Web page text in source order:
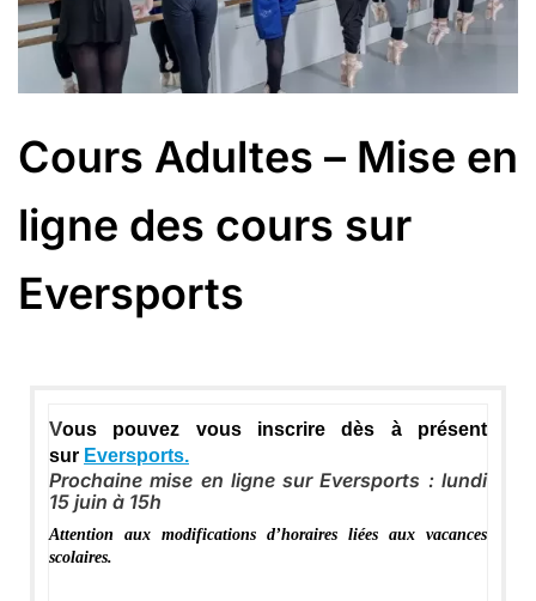
Cours Adultes – Mise en
ligne des cours sur
Eversports
Vous pouvez vous inscrire dès à présent
sur Eversports.
Prochaine mise en ligne sur Eversports : lundi
15 juin à 15h
Attention aux modifications d’horaires liées aux vacances
scolaires.